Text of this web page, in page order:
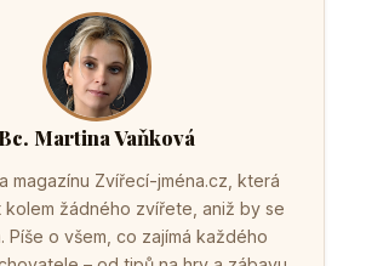
Bc. Martina Vaňková
magazínu Zvířecí-jména.cz, která
kolem žádného zvířete, aniž by se
Píše o všem, co zajímá každého